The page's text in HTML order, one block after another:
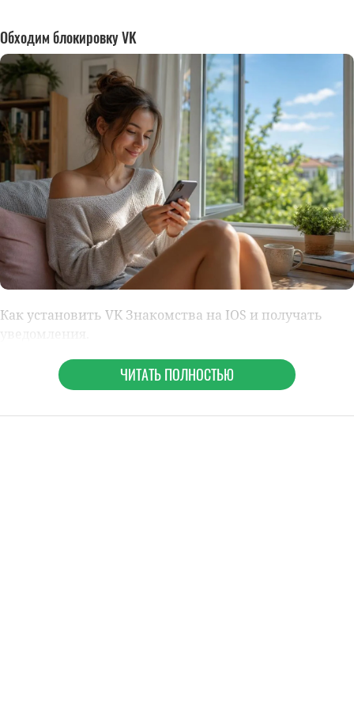
Обходим блокировку VK
Как установить VK Знакомства на IOS и получать
ЧИТАТЬ ПОЛНОСТЬЮ